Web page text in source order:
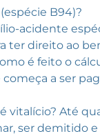
B94)?
acidente
ter direito ao
é feito o
a ser
vitalício? Até
ser demitido